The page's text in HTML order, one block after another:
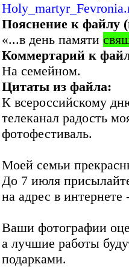
Пояснение к файлу
«...в день памяти
Коммертарий к
На семейном.
Цитаты из файла:
К всероссийскому
телеканал радость
фотофестиваль.
Моей семьи
До 7 июля
на адрес в
Ваши фотографии
а лучшие работы
подарками.